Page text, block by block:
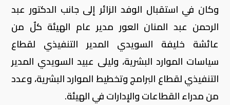
وكان في استقبال الوفد الزائر إلى جانب الدكتور عبد
الرحمن عبد المنان العور مدير عام الهيئة كلٌ من
عائشة خليفة السويدي المدير التنفيذي لقطاع
سياسات الموارد البشرية، وليلى عبيد السويدي المدير
التنفيذي لقطاع البرامج وتخطيط الموارد البشرية، وعدد
من مدراء القطاعات والإدارات في الهيئة.